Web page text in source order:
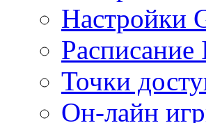
Настройки
Расписание
Точки
Он-лайн